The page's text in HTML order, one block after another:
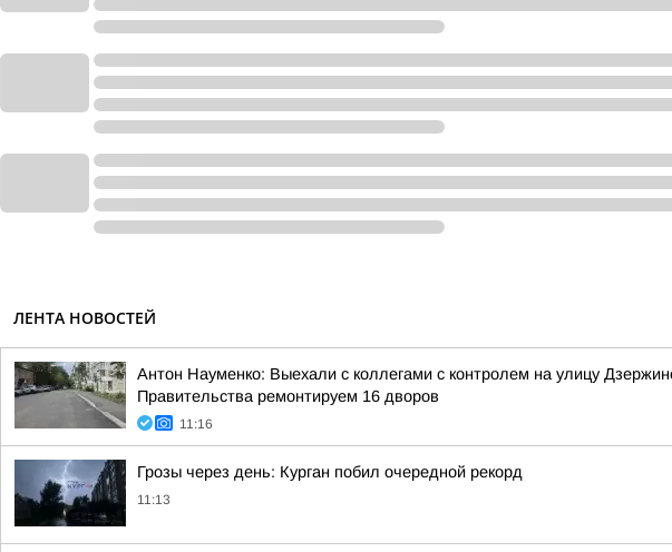
ЛЕНТА НОВОСТЕЙ
Антон Науменко: Выехали с коллегами с контролем на улицу
Правительства ремонтируем 16 дворов
11:16
Грозы через день: Курган побил очередной рекорд
11:13